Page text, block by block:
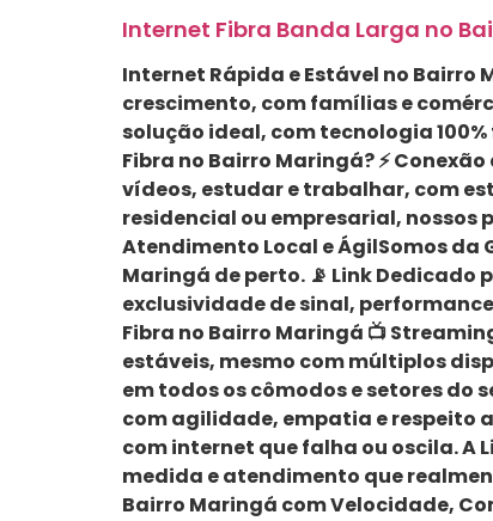
Internet Fibra Banda Larga no
Internet Rápida e Estável no Bairro
crescimento, com famílias e
solução ideal, com tecnologia
Fibra no Bairro Maringá? ⚡
vídeos, estudar e trabalhar, com
residencial ou empresarial, nossos
Atendimento Local e ÁgilSomos
Maringá de perto. 📡 Link
exclusividade de sinal,
Fibra no Bairro Maringá 📺
estáveis, mesmo com múltiplos
em todos os cômodos e setores do
com agilidade, empatia e respeito
com internet que falha ou oscila. A
medida e atendimento que
Bairro Maringá com Velocidade,